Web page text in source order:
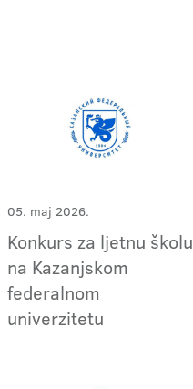
05. maj 2026.
Konkurs za ljetnu školu
na Kazanjskom
federalnom
univerzitetu